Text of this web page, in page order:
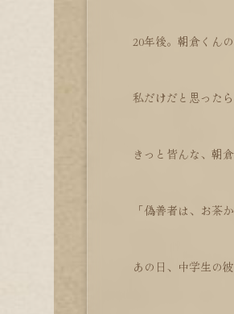
20年後。朝倉くん
私だけだと思った
きっと皆んな、朝
「偽善者は、お茶
あの日、中学生の